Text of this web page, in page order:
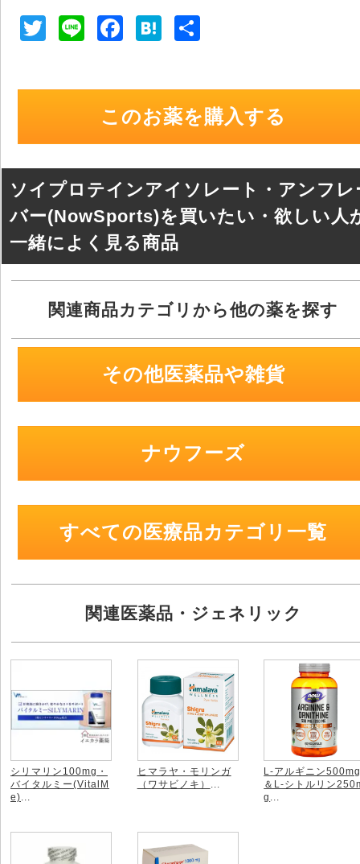
T
Li
e
b
o
k
H
n
a
このお薬を購入する
ソイプロテインアイソレート・アンフレ
バー(NowSports)を買いたい・欲しい人
一緒によく見る商品
関連商品カテゴリから他の薬を探す
その他医薬品や雑貨
ナウフーズ
すべての医療品カテゴリ一覧
関連医薬品・ジェネリック
シリマリン100mg・
バイタルミー(VitalM
e)
ヒマラヤ・モリンガ
（ワサビノキ）
L-アルギニン
＆L-シトルリン
g